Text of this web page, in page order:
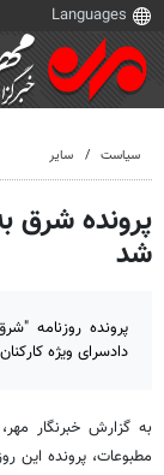
سیاست سایر
پرونده شرق
شد
پرونده روزنامه
دادسرای ویژه
به گزارش خبرنگار
مطبوعات، پرونده این